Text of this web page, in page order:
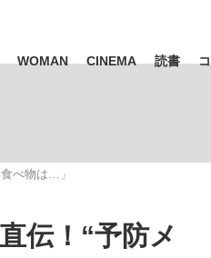
観る将棋、読む将棋
WOMAN CINEMA 読書
#城彰二 #内田有紀
#松田
べ物は…」
伝！“予防メ